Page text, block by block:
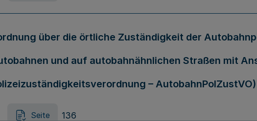
über die örtliche Zuständigkeit der
und auf autobahnähnlichen Straßen mit
– AutobahnPolZustVO)
Seite 136